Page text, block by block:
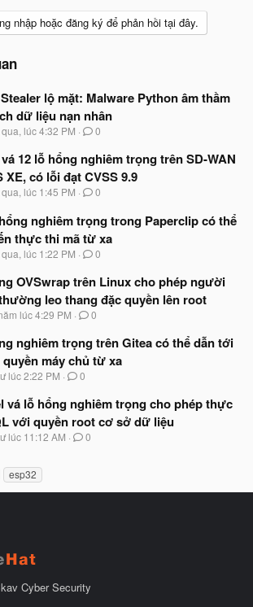
nhập hoặc đăng ký để phản hồi tại đây.
lộ mặt: Malware Python âm thầm
dữ liệu nạn nhân
lúc 4:32 PM 0
12 lỗ hổng nghiêm trọng trên SD-WAN
XE, có lỗi đạt CVSS 9.9
lúc 1:45 PM 0
nghiêm trọng trong Paperclip có thể
thực thi mã từ xa
lúc 1:22 PM 0
OVSwrap trên Linux cho phép người
leo thang đặc quyền lên root
lúc 4:29 PM 0
nghiêm trọng trên Gitea có thể dẫn tới
máy chủ từ xa
lúc 2:22 PM 0
vá lỗ hổng nghiêm trọng cho phép thực
với quyền root cơ sở dữ liệu
lúc 11:12 AM 0
esp32
Cyber Security